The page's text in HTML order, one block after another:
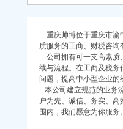
重庆帅博位于重庆市渝
质服务的工商、财税咨询
公司拥有可一支高素质
续与流程。在工商及税
问题，提高中小型企业的
本公司建立规范的业务
户为先、诚信、务实、
围内，我们愿意为你服务